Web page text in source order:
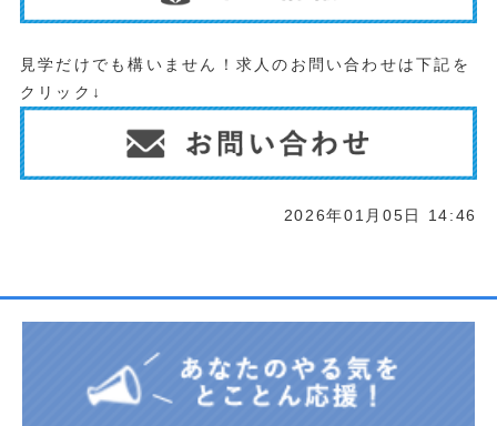
見学だけでも構いません！求人のお問い合わせは下記を
クリック↓
2026年01月05日 14:46